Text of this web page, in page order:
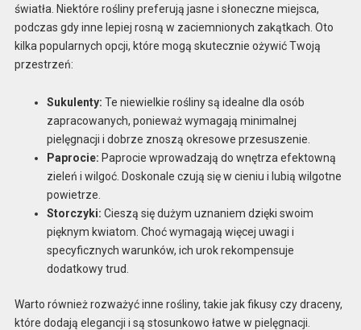
światła. Niektóre rośliny preferują jasne i słoneczne miejsca,
podczas gdy inne lepiej rosną w zaciemnionych zakątkach. Oto
kilka popularnych opcji, które mogą skutecznie ożywić Twoją
przestrzeń:
Sukulenty: Te niewielkie rośliny są idealne dla osób
zapracowanych, ponieważ wymagają minimalnej
pielęgnacji i dobrze znoszą okresowe przesuszenie.
Paprocie: Paprocie wprowadzają do wnętrza efektowną
zieleń i wilgoć. Doskonale czują się w cieniu i lubią wilgotne
powietrze.
Storczyki: Cieszą się dużym uznaniem dzięki swoim
pięknym kwiatom. Choć wymagają więcej uwagi i
specyficznych warunków, ich urok rekompensuje
dodatkowy trud.
Warto również rozważyć inne rośliny, takie jak fikusy czy draceny,
które dodają elegancji i są stosunkowo łatwe w pielęgnacji.